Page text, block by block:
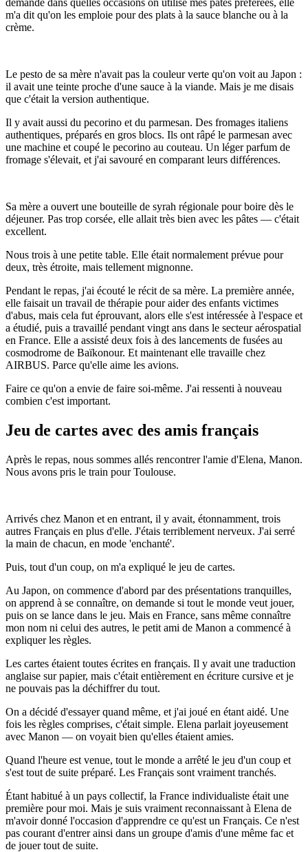
m'a dit qu'on les emploie pour des plats à la sauce blanche ou à la
crème.
Le pesto de sa mère n'avait pas la couleur verte qu'on voit au Japon :
il avait une teinte proche d'une sauce à la viande. Mais je me disais
que c'était la version authentique.
Il y avait aussi du pecorino et du parmesan. Des fromages italiens
authentiques, préparés en gros blocs. Ils ont râpé le parmesan avec
une machine et coupé le pecorino au couteau. Un léger parfum de
fromage s'élevait, et j'ai savouré en comparant leurs différences.
Sa mère a ouvert une bouteille de syrah régionale pour boire dès le
déjeuner. Pas trop corsée, elle allait très bien avec les pâtes — c'était
excellent.
Nous trois à une petite table. Elle était normalement prévue pour
deux, très étroite, mais tellement mignonne.
Pendant le repas, j'ai écouté le récit de sa mère. La première année,
elle faisait un travail de thérapie pour aider des enfants victimes
d'abus, mais cela fut éprouvant, alors elle s'est intéressée à l'espace et
a étudié, puis a travaillé pendant vingt ans dans le secteur aérospatial
en France. Elle a assisté deux fois à des lancements de fusées au
cosmodrome de Baïkonour. Et maintenant elle travaille chez
AIRBUS. Parce qu'elle aime les avions.
Faire ce qu'on a envie de faire soi-même. J'ai ressenti à nouveau
combien c'est important.
Jeu de cartes avec des amis français
Après le repas, nous sommes allés rencontrer l'amie d'Elena, Manon.
Nous avons pris le train pour Toulouse.
Arrivés chez Manon et en entrant, il y avait, étonnamment, trois
autres Français en plus d'elle. J'étais terriblement nerveux. J'ai serré
la main de chacun, en mode 'enchanté'.
Puis, tout d'un coup, on m'a expliqué le jeu de cartes.
Au Japon, on commence d'abord par des présentations tranquilles,
on apprend à se connaître, on demande si tout le monde veut jouer,
puis on se lance dans le jeu. Mais en France, sans même connaître
mon nom ni celui des autres, le petit ami de Manon a commencé à
expliquer les règles.
Les cartes étaient toutes écrites en français. Il y avait une traduction
anglaise sur papier, mais c'était entièrement en écriture cursive et je
ne pouvais pas la déchiffrer du tout.
On a décidé d'essayer quand même, et j'ai joué en étant aidé. Une
fois les règles comprises, c'était simple. Elena parlait joyeusement
avec Manon — on voyait bien qu'elles étaient amies.
Quand l'heure est venue, tout le monde a arrêté le jeu d'un coup et
s'est tout de suite préparé. Les Français sont vraiment tranchés.
Étant habitué à un pays collectif, la France individualiste était une
première pour moi. Mais je suis vraiment reconnaissant à Elena de
m'avoir donné l'occasion d'apprendre ce qu'est un Français. Ce n'est
pas courant d'entrer ainsi dans un groupe d'amis d'une même fac et
de jouer tout de suite.